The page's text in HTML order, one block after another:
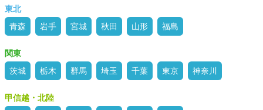
東北
青森
岩手 宮城 秋田 山形 福島
関東
茨城
栃木 群馬 埼玉 千葉 東京 神奈川
甲信越・北陸